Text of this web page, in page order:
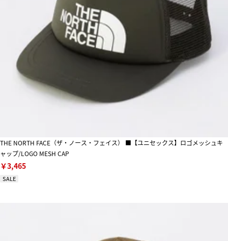
THE NORTH FACE（ザ・ノース・フェイス） ■【ユニセックス】ロゴメッシュキ
ャップ/LOGO MESH CAP
￥3,465
SALE